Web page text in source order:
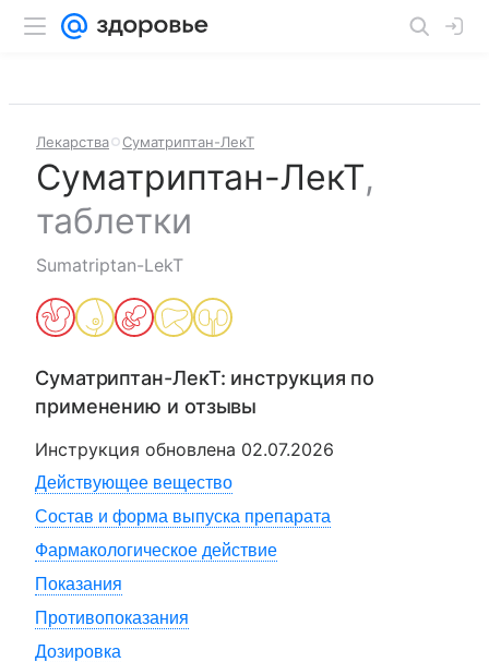
Лекарства Суматриптан-ЛекТ
Суматриптан-ЛекТ,
таблетки
Sumatriptan-LekT
Суматриптан-ЛекТ: инструкция по
применению и отзывы
Инструкция обновлена 02.07.2026
Действующее вещество
Состав и форма выпуска препарата
Фармакологическое действие
Показания
Противопоказания
Дозировка